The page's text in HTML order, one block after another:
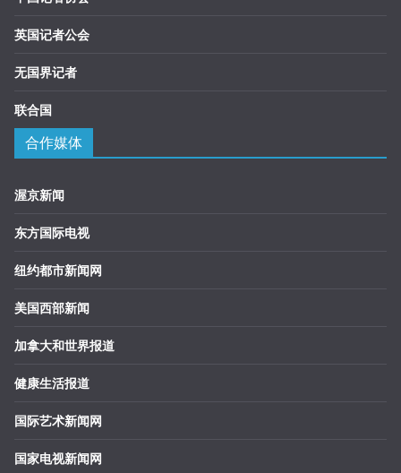
英国记者公会
无国界记者
联合国
合作媒体
渥京新闻
东方国际电视
纽约都市新闻网
美国西部新闻
加拿大和世界报道
健康生活报道
国际艺术新闻网
国家电视新闻网